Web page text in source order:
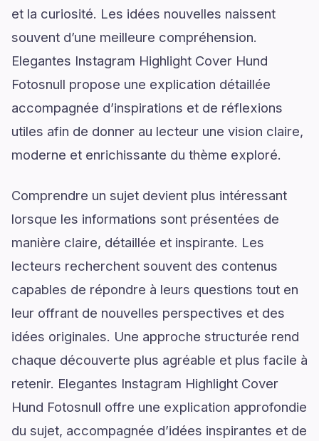
et la curiosité. Les idées nouvelles naissent
souvent d’une meilleure compréhension.
Elegantes Instagram Highlight Cover Hund
Fotosnull propose une explication détaillée
accompagnée d’inspirations et de réflexions
utiles afin de donner au lecteur une vision claire,
moderne et enrichissante du thème exploré.
Comprendre un sujet devient plus intéressant
lorsque les informations sont présentées de
manière claire, détaillée et inspirante. Les
lecteurs recherchent souvent des contenus
capables de répondre à leurs questions tout en
leur offrant de nouvelles perspectives et des
idées originales. Une approche structurée rend
chaque découverte plus agréable et plus facile à
retenir. Elegantes Instagram Highlight Cover
Hund Fotosnull offre une explication approfondie
du sujet, accompagnée d’idées inspirantes et de